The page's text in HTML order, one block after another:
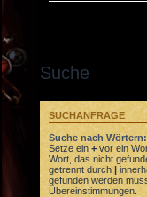
Suche
SUCHANFRAGE
Suche nach Wörtern:
Setze ein+ vor ein
Wort, das nicht
getrennt durch|
gefunden werden
Übereinstimmungen.